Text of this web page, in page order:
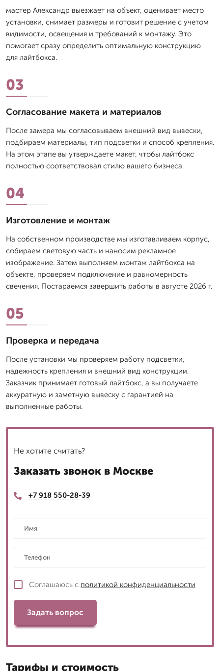
мастер Александр выезжает на объект, оценивает место
установки, снимает размеры и готовит решение с учетом
видимости, освещения и требований к монтажу. Это
помогает сразу определить оптимальную конструкцию
для лайтбокса.
03
Согласование макета и материалов
После замера мы согласовываем внешний вид вывески,
подбираем материалы, тип подсветки и способ крепления.
На этом этапе вы утверждаете макет, чтобы лайтбокс
полностью соответствовал стилю вашего бизнеса.
04
Изготовление и монтаж
На собственном производстве мы изготавливаем корпус,
собираем световую часть и наносим рекламное
изображение. Затем выполняем монтаж лайтбокса на
объекте, проверяем подключение и равномерность
свечения. Постараемся завершить работы в августе 2026 г.
05
Проверка и передача
После установки мы проверяем работу подсветки,
надежность крепления и внешний вид конструкции.
Заказчик принимает готовый лайтбокс, а вы получаете
аккуратную и заметную вывеску с гарантией на
выполненные работы.
Не хотите считать?
Заказать звонок в Москве
+7 918 550-28-39
Соглашаюсь с политикой конфиденциальности
Задать вопрос
Тарифы и стоимость